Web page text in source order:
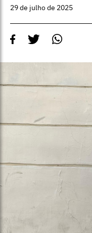
29 de julho de 2025